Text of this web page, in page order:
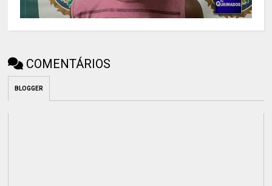
COMENTÁRIOS
BLOGGER